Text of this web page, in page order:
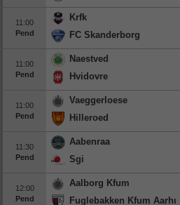
11:00
Pend
Krfk
FC Skanderborg
11:00
Pend
Naestved
Hvidovre
11:00
Pend
Vaeggerloese
Hilleroed
11:30
Pend
Aabenraa
Sgi
12:00
Pend
Aalborg Kfum
Fuglebakken Kfum Aarhus